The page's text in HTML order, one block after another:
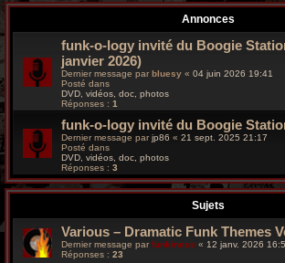
Annonces
funk-o-logy invité du Boogie
janvier 2026)
Dernier message par bluesy « 04 juin 2026 19:41
Posté dans
DVD, vidéos, doc, photos
Réponses : 1
funk-o-logy invité du Boogie
Dernier message parjp86 « 21 sept. 2025 21:17
Posté dans
DVD, vidéos, doc, photos
Réponses : 3
Sujets
Various – Dramatic Funk Themes
Dernier message par funkiness « 12 janv. 2026
Réponses : 23